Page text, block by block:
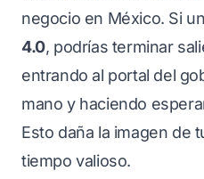
negocio en México. Si
4.0, podrías terminar
entrando al portal del
mano y haciendo
Esto daña la imagen de
tiempo valioso.